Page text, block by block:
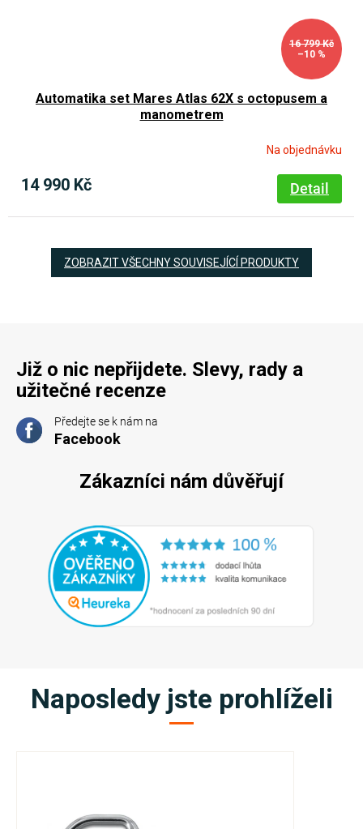
16 799 Kč
–10 %
Automatika set Mares Atlas 62X s octopusem a
manometrem
Na objednávku
14 990 Kč Detail
ZOBRAZIT VŠECHNY SOUVISEJÍCÍ PRODUKTY
Již o nic nepřijdete. Slevy, rady a
užitečné recenze
Předejte se k nám na
Facebook
Zákazníci nám důvěřují
Naposledy jste prohlíželi